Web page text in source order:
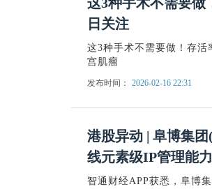
日关注
这3种手术不需要做！存
宫肌瘤
发布时间： 2026-02-16 22:31
港股异动 | 阜博集
线元素级IP管理能
智通财经APP获悉，阜博